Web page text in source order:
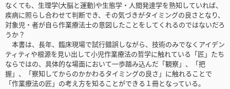
なくても、生理学(大脳と運動)や生態学・人間発達学を熟知していれば、
疾病に照らし合わせて判断でき、その気づきがタイミングの良さとなり、
対象児・者が自ら作業療法士の意図したことをしてくれるのではないだろ
うか？
本書は、長年、臨床現場で試行錯誤しながら、技術のみでなくアイデン
ティティや根源を見い出して小児作業療法の哲学に触れている「匠」たち
ならではの、具体的な場面において一歩踏み込んだ「観察」、「把
握」、「察知してからのかかわるタイミングの良さ」に触れることで
「作業療法の匠」の考え方を知ることができる１冊となっている。